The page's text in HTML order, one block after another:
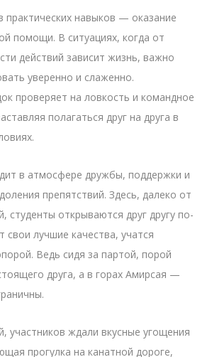
практических навыков — оказание
помощи. В ситуациях, когда от
действий зависит жизнь, важно
уверенно и слаженно.
проверяет на ловкость и командное
полагаться друг на друга в
в атмосфере дружбы, поддержки и
препятствий. Здесь, далеко от
студенты открываются друг другу по-
свои лучшие качества, учатся
Ведь сидя за партой, порой
друга, а в горах Амирсая —
участников ждали вкусные угощения
прогулка на канатной дороге,